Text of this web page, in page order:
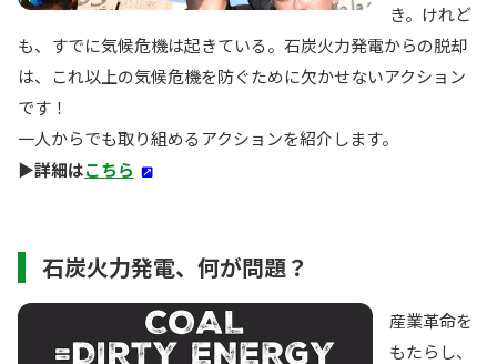
き。けれど
も、すでに気候危機は起きている。石炭火力発電からの脱却
は、これ以上の気候危機を防ぐために欠かせないアクション
です！
一人からでも取り組めるアクションを紹介します。
▶︎詳細はこちら
石炭火力発電、何が問題？
産業革命を
もたらし、